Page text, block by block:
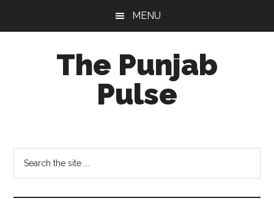
MENU
The Punjab
Pulse
Socio-
Cultural
Studies